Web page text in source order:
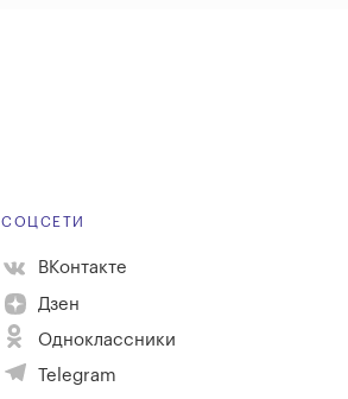
СОЦСЕТИ
ВКонтакте
Дзен
Одноклассники
Telegram